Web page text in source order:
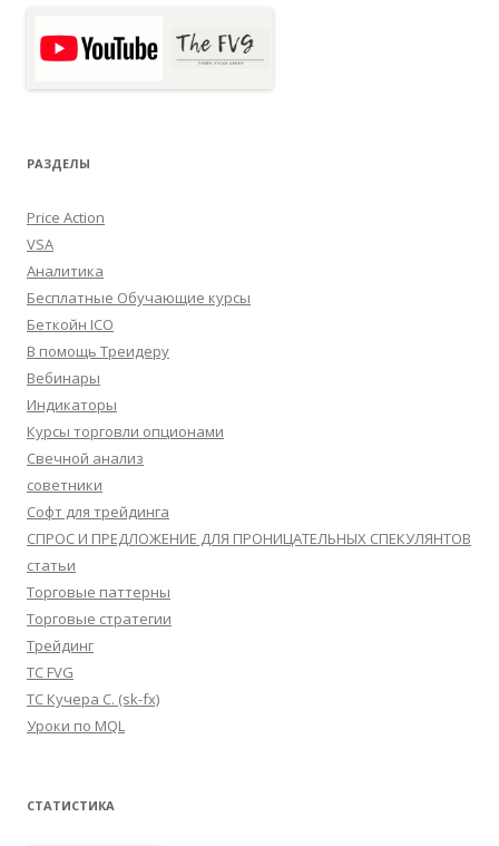
РАЗДЕЛЫ
Price Action
VSA
Аналитика
Бесплатные Обучающие курсы
Беткойн ICO
В помощь Треидеру
Вебинары
Индикаторы
Курсы торговли опционами
Свечной анализ
советники
Софт для трейдинга
СПРОС И ПРЕДЛОЖЕНИЕ ДЛЯ ПРОНИЦАТЕЛЬНЫХ СПЕКУЛЯНТОВ
статьи
Торговые паттерны
Торговые стратегии
Трейдинг
ТС FVG
ТС Кучера С. (sk-fx)
Уроки по MQL
СТАТИСТИКА